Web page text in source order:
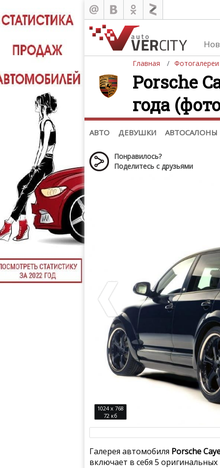
Главная Фотогалереи
Porsche
года
АВТО ДЕВУШКИ АВТОСАЛОНЫ
Автомобили
Последние добавления
Список марок
(+1102)
Понравилось?
Поделитесь с друзьями
1024 x 768
72 кб
Галерея автомобиля Porsche
включает в себя 5